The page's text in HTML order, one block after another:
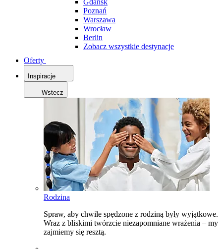
Gdańsk
Poznań
Warszawa
Wrocław
Berlin
Zobacz wszystkie destynacje
Oferty
Inspiracje
Wstecz
Rodzina
Spraw, aby chwile spędzone z rodziną były wyjątkowe.
Wraz z bliskimi twórzcie niezapomniane wrażenia – my
zajmiemy się resztą.